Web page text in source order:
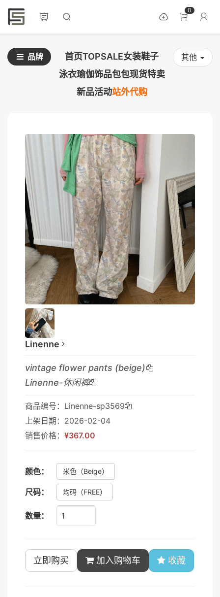
0
品牌 首页TOPSALE女装鞋子
泳衣瑜伽饰品包包现货特卖
新品活动站外代购
其他
Linenne
vintage flower pants (beige)
Linenne-休闲裤
商品编号：Linenne-sp3569
上架日期：2026-02-04
销售价格： ¥367.00
颜色： 米色 （Beige）
尺码： 均码 （FREE）
数量：
立即购买 加入购物车 收藏